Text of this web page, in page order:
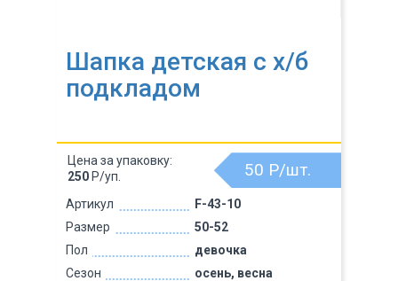
Шапка детская с х/б
подкладом
Артикул
F-43-10
Размер
50-52
Пол
девочка
Сезон
осень, весна
50 Р/шт.
Цена за упаковку:
250 Р/уп.